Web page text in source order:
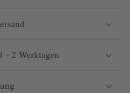
- 2 Werktagen